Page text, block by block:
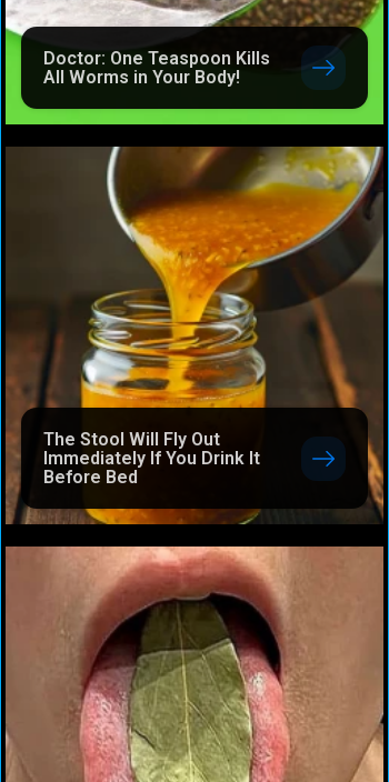
Doctor: One Teaspoon Kills
All Worms in Your Body!
The Stool Will Fly Out
Immediately If You Drink It
Before Bed